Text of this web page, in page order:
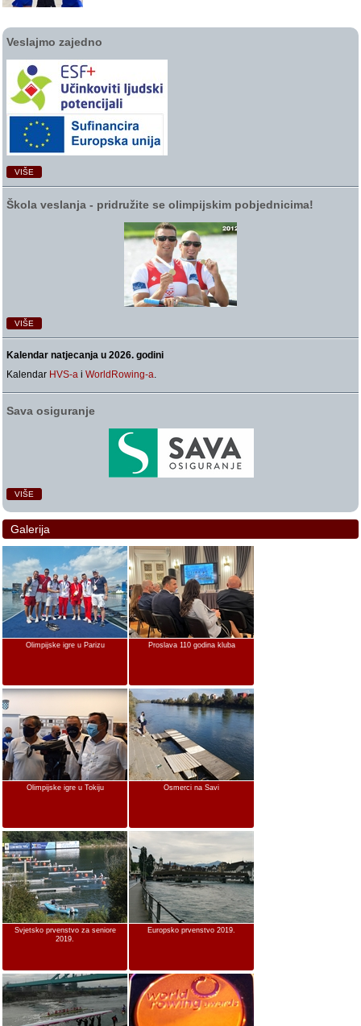
Veslajmo zajedno
VIŠE
Škola veslanja ‑ pridružite se olimpijskim pobjednicima!
VIŠE
Kalendar natjecanja u 2026. godini
Kalendar HVS-a iWorldRowing-a.
Sava osiguranje
VIŠE
Galerija
Olimpijske igre u Parizu Proslava 110 godina kluba
Olimpijske igre u Tokiju Osmerci na Savi
Svjetsko prvenstvo za seniore
2019.
Europsko prvenstvo 2019.